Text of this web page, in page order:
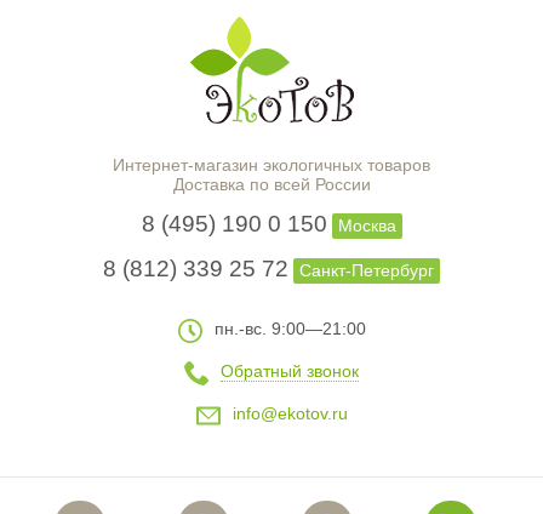
Интернет-магазин экологичных товаров
Доставка по всей России
8 (495) 190 0 150 Москва
8 (812) 339 25 72 Санкт-Петербург
пн.-вс. 9:00—21:00
Обратный звонок
info@ekotov.ru